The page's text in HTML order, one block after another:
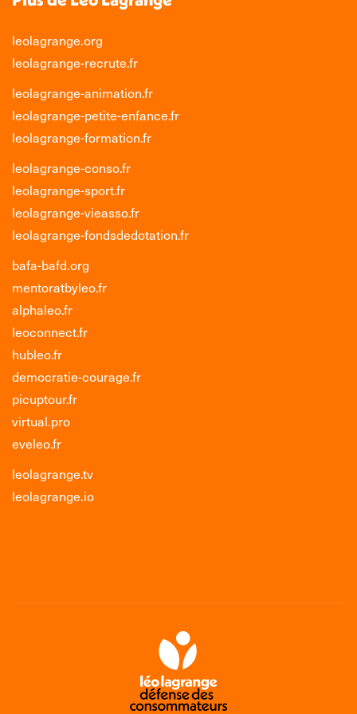
leolagrange.org
leolagrange-recrute.fr
leolagrange-animation.fr
leolagrange-petite-enfance.fr
leolagrange-formation.fr
leolagrange-conso.fr
leolagrange-sport.fr
leolagrange-vieasso.fr
leolagrange-fondsdedotation.fr
bafa-bafd.org
mentoratbyleo.fr
alphaleo.fr
leoconnect.fr
hubleo.fr
democratie-courage.fr
picuptour.fr
virtual.pro
eveleo.fr
leolagrange.tv
leolagrange.io